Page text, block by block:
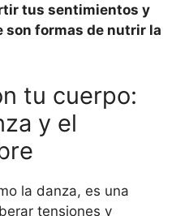
tus sentimientos y
formas de nutrir la
tu cuerpo:
y el
la danza, es una
tensiones y